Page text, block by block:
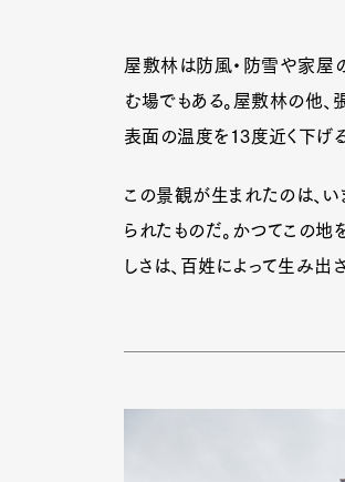
屋敷林は防風・防雪や家屋
む場でもある。屋敷林の他
表面の温度を13度近く下げる
この景観が生まれたのは、い
られたものだ。かつてこの
しさは、百姓によって生み出